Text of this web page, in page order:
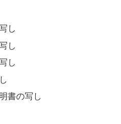
し
し
し
書の写し